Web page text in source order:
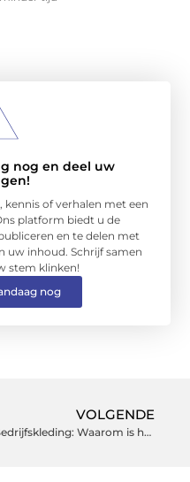
nog en deel uw
kennis of verhalen met een
platform biedt u de
en te delen met
uw inhoud. Schrijf samen
stem klinken!
nog
VOLGENDE
Bedrijfskleding: Waarom is het belangrijk en hoe te kiezen?